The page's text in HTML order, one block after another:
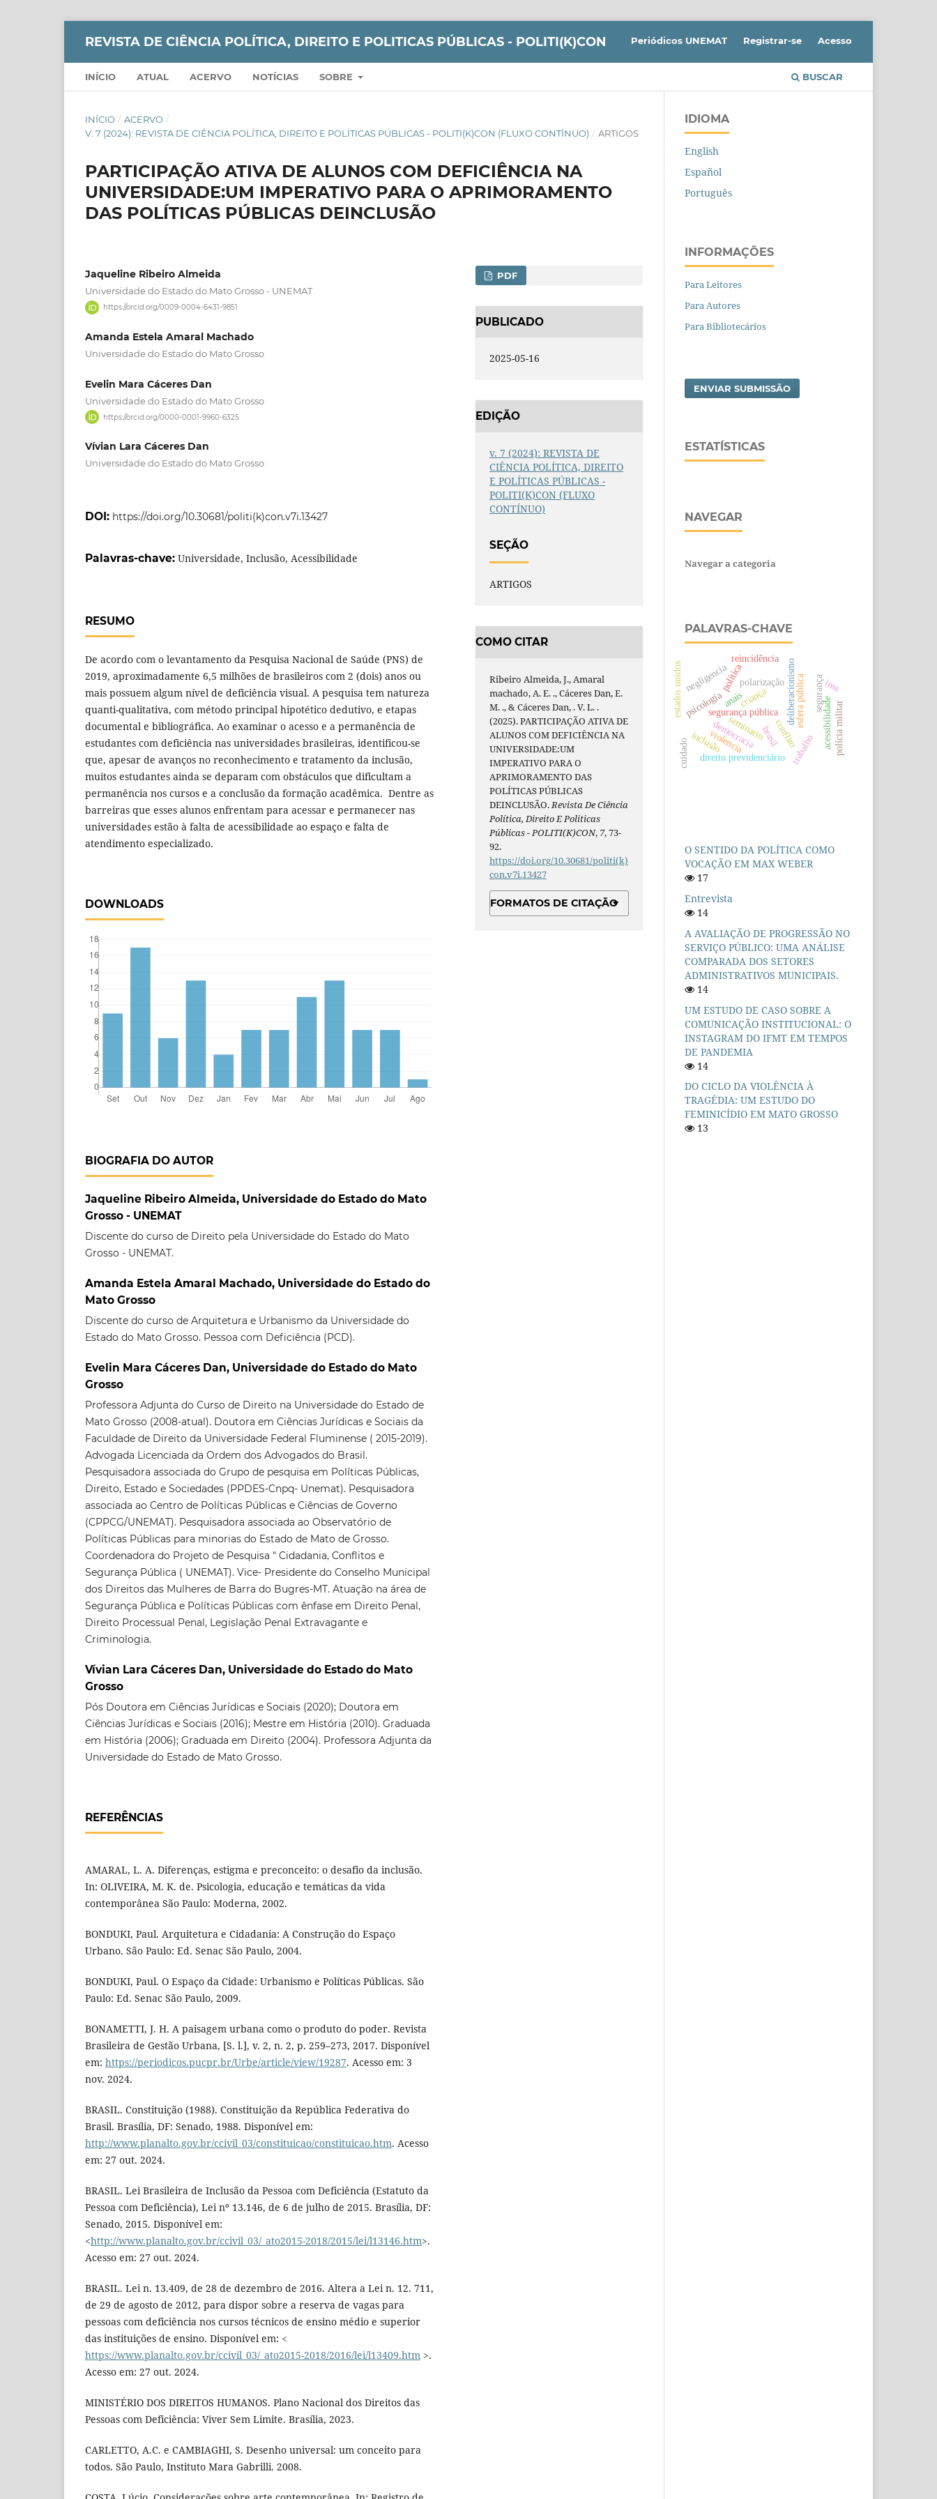
REVISTA DE CIÊNCIA POLÍTICA, DIREITO E POLITICAS PÚBLICAS - POLITI(K)CON
INÍCIO ATUAL ACERVO NOTÍCIAS SOBRE BUSCAR
Periódicos UNEMAT Registrar-se Acesso
INÍCIO / ACERVO /
V. 7 (2024): REVISTA DE CIÊNCIA POLÍTICA, DIREITO E POLÍTICAS PÚBLICAS - POLITI(K)CON (FLUXO CONTÍNUO) / ARTIGOS
PARTICIPAÇÃO ATIVA DE ALUNOS COM DEFICIÊNCIA NA
UNIVERSIDADE:UM IMPERATIVO PARA O APRIMORAMENTO
DAS POLÍTICAS PÚBLICAS DEINCLUSÃO
Jaqueline Ribeiro Almeida
Universidade do Estado do Mato Grosso - UNEMAT
https://orcid.org/0009-0004-6431-9851
Amanda Estela Amaral Machado
Universidade do Estado do Mato Grosso
Evelin Mara Cáceres Dan
Universidade do Estado do Mato Grosso
https://orcid.org/0000-0001-9960-6325
Vívian Lara Cáceres Dan
Universidade do Estado do Mato Grosso
DOI: https://doi.org/10.30681/politi(k)con.v7i.13427
Palavras-chave: Universidade, Inclusão, Acessibilidade
RESUMO
De acordo com o levantamento da Pesquisa Nacional de Saúde (PNS) de
2019, aproximadamente 6,5 milhões de brasileiros com 2 (dois) anos ou
mais possuem algum nível de deficiência visual. A pesquisa tem natureza
quanti-qualitativa, com método principal hipotético dedutivo, e etapas
documental e bibliográfica. Ao examinar o acesso e a permanência de
estudantes com deficiência nas universidades brasileiras, identificou-se
que, apesar de avanços no reconhecimento e tratamento da inclusão,
muitos estudantes ainda se deparam com obstáculos que dificultam a
permanência nos cursos e a conclusão da formação acadêmica. Dentre as
barreiras que esses alunos enfrentam para acessar e permanecer nas
universidades estão à falta de acessibilidade ao espaço e falta de
atendimento especializado.
DOWNLOADS
BIOGRAFIA DO AUTOR
Jaqueline Ribeiro Almeida, Universidade do Estado do Mato
Grosso - UNEMAT
Discente do curso de Direito pela Universidade do Estado do Mato
Grosso - UNEMAT.
Amanda Estela Amaral Machado, Universidade do Estado do
Mato Grosso
Discente do curso de Arquitetura e Urbanismo da Universidade do
Estado do Mato Grosso. Pessoa com Deficiência (PCD).
Evelin Mara Cáceres Dan, Universidade do Estado do Mato
Grosso
Professora Adjunta do Curso de Direito na Universidade do Estado de
Mato Grosso (2008-atual). Doutora em Ciências Jurídicas e Sociais da
Faculdade de Direito da Universidade Federal Fluminense ( 2015-2019).
Advogada Licenciada da Ordem dos Advogados do Brasil.
Pesquisadora associada do Grupo de pesquisa em Políticas Públicas,
Direito, Estado e Sociedades (PPDES-Cnpq- Unemat). Pesquisadora
associada ao Centro de Políticas Públicas e Ciências de Governo
(CPPCG/UNEMAT). Pesquisadora associada ao Observatório de
Políticas Públicas para minorias do Estado de Mato de Grosso.
Coordenadora do Projeto de Pesquisa " Cidadania, Conflitos e
Segurança Pública ( UNEMAT). Vice- Presidente do Conselho Municipal
dos Direitos das Mulheres de Barra do Bugres-MT. Atuação na área de
Segurança Pública e Políticas Públicas com ênfase em Direito Penal,
Direito Processual Penal, Legislação Penal Extravagante e
Criminologia.
Vívian Lara Cáceres Dan, Universidade do Estado do Mato
Grosso
Pós Doutora em Ciências Jurídicas e Sociais (2020); Doutora em
Ciências Jurídicas e Sociais (2016); Mestre em História (2010). Graduada
em História (2006); Graduada em Direito (2004). Professora Adjunta da
Universidade do Estado de Mato Grosso.
REFERÊNCIAS
AMARAL, L. A. Diferenças, estigma e preconceito: o desafio da inclusão.
In: OLIVEIRA, M. K. de. Psicologia, educação e temáticas da vida
contemporânea São Paulo: Moderna, 2002.
BONDUKI, Paul. Arquitetura e Cidadania: A Construção do Espaço
Urbano. São Paulo: Ed. Senac São Paulo, 2004.
BONDUKI, Paul. O Espaço da Cidade: Urbanismo e Políticas Públicas. São
Paulo: Ed. Senac São Paulo, 2009.
BONAMETTI, J. H. A paisagem urbana como o produto do poder. Revista
Brasileira de Gestão Urbana, [S. l.], v. 2, n. 2, p. 259–273, 2017. Disponível
em: https://periodicos.pucpr.br/Urbe/article/view/19287. Acesso em: 3
nov. 2024.
BRASIL. Constituição (1988). Constituição da República Federativa do
Brasil. Brasília, DF: Senado, 1988. Disponível em:
http://www.planalto.gov.br/ccivil_03/constituicao/constituicao.htm. Acesso
em: 27 out. 2024.
BRASIL. Lei Brasileira de Inclusão da Pessoa com Deficiência (Estatuto da
Pessoa com Deficiência), Lei nº 13.146, de 6 de julho de 2015. Brasília, DF:
Senado, 2015. Disponível em:
<http://www.planalto.gov.br/ccivil_03/_ato2015-2018/2015/lei/l13146.htm>.
Acesso em: 27 out. 2024.
BRASIL. Lei n. 13.409, de 28 de dezembro de 2016. Altera a Lei n. 12. 711,
de 29 de agosto de 2012, para dispor sobre a reserva de vagas para
pessoas com deficiência nos cursos técnicos de ensino médio e superior
das instituições de ensino. Disponível em: <
https://www.planalto.gov.br/ccivil_03/_ato2015-2018/2016/lei/l13409.htm >.
Acesso em: 27 out. 2024.
MINISTÉRIO DOS DIREITOS HUMANOS. Plano Nacional dos Direitos das
Pessoas com Deficiência: Viver Sem Limite. Brasília, 2023.
CARLETTO, A.C. e CAMBIAGHI, S. Desenho universal: um conceito para
todos. São Paulo, Instituto Mara Gabrilli. 2008.
PDF
PUBLICADO
2025-05-16
EDIÇÃO
v. 7 (2024): REVISTA DE
CIÊNCIA POLÍTICA, DIREITO
E POLÍTICAS PÚBLICAS -
POLITI(K)CON (FLUXO
CONTÍNUO)
SEÇÃO
ARTIGOS
COMO CITAR
Ribeiro Almeida, J., Amaral
machado, A. E. ., Cáceres Dan, E.
M. ., & Cáceres Dan, . V. L. .
(2025). PARTICIPAÇÃO ATIVA DE
ALUNOS COM DEFICIÊNCIA NA
UNIVERSIDADE:UM
IMPERATIVO PARA O
APRIMORAMENTO DAS
POLÍTICAS PÚBLICAS
DEINCLUSÃO. Revista De Ciência
Política, Direito E Politicas
Públicas - POLITI(K)CON, 7, 73-
92.
https://doi.org/10.30681/politi(k)
con.v7i.13427
FORMATOS DE CITAÇÃO
IDIOMA
English
Español
Português
INFORMAÇÕES
Para Leitores
Para Autores
Para Bibliotecários
ENVIAR SUBMISSÃO
ESTATÍSTICAS
NAVEGAR
Navegar a categoria
PALAVRAS-CHAVE
seminario
segurança pública
anais esfera pública
democracia
deliberacionismo
polarização
política
psicologia
brasil
estados unidos
reincidência
conflito
segurança
criança
violencia
negligencia
direito previdenciário
inss
inclusão acessibilidadepolícia militar
trabalho
cuidado
O SENTIDO DA POLÍTICA COMO
VOCAÇÃO EM MAX WEBER
17
Entrevista
14
A AVALIAÇÃO DE PROGRESSÃO NO
SERVIÇO PÚBLICO: UMA ANÁLISE
COMPARADA DOS SETORES
ADMINISTRATIVOS MUNICIPAIS.
14
UM ESTUDO DE CASO SOBRE A
COMUNICAÇÃO INSTITUCIONAL: O
INSTAGRAM DO IFMT EM TEMPOS
DE PANDEMIA
14
DO CICLO DA VIOLÊNCIA À
TRAGÉDIA: UM ESTUDO DO
FEMINICÍDIO EM MATO GROSSO
13